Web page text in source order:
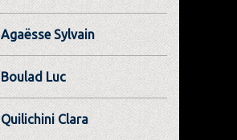
Agaësse Sylvain
Boulad Luc
Quilichini Clara